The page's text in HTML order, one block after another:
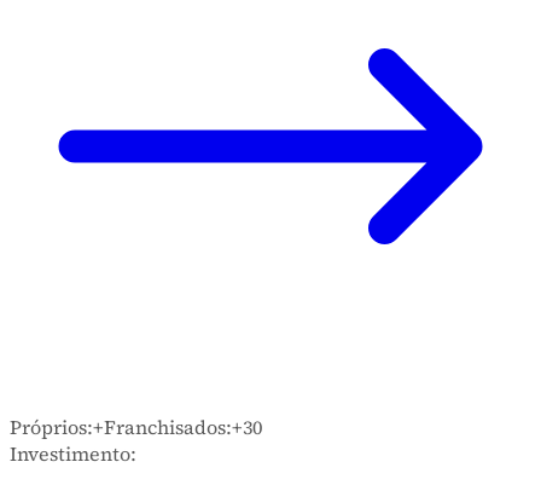
Próprios:+Franchisados:+30
Investimento: